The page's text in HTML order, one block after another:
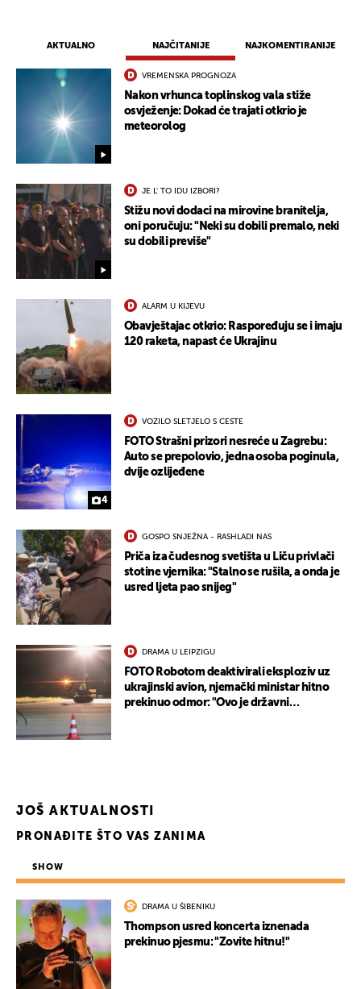
AKTUALNO NAJČITANIJE NAJKOMENTIRANIJE
VREMENSKA PROGNOZA
Nakon vrhunca toplinskog vala stiže
osvježenje: Dokad će trajati otkrio je
meteorolog
JE L' TO IDU IZBORI?
Stižu novi dodaci na mirovine branitelja,
oni poručuju: "Neki su dobili premalo, neki
su dobili previše"
ALARM U KIJEVU
Obavještajac otkrio: Raspoređuju se i imaju
120 raketa, napast će Ukrajinu
4
VOZILO SLETJELO S CESTE
FOTO Strašni prizori nesreće u Zagrebu:
Auto se prepolovio, jedna osoba poginula,
dvije ozlijeđene
GOSPO SNJEŽNA - RASHLADI NAS
Priča iza čudesnog svetišta u Liču privlači
stotine vjernika: "Stalno se rušila, a onda je
usred ljeta pao snijeg"
DRAMA U LEIPZIGU
FOTO Robotom deaktivirali eksploziv uz
ukrajinski avion, njemački ministar hitno
prekinuo odmor: "Ovo je državni
JOŠ AKTUALNOSTI
PRONAĐITE ŠTO VAS ZANIMA
SHOW
DRAMA U ŠIBENIKU
Thompson usred koncerta iznenada
prekinuo pjesmu: "Zovite hitnu!"
UKLJUČITE NOTIFIKACIJE